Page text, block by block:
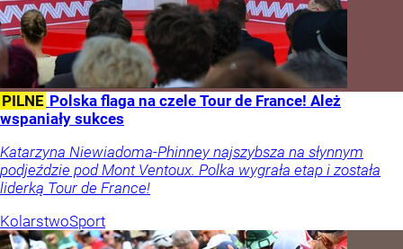
PILNE Polska flaga na czele Tour de France! Ależ
wspaniały sukces
Katarzyna Niewiadoma-Phinney najszybsza na słynnym
podjeździe pod Mont Ventoux. Polka wygrała etap i została
liderką Tour de France!
KolarstwoSport